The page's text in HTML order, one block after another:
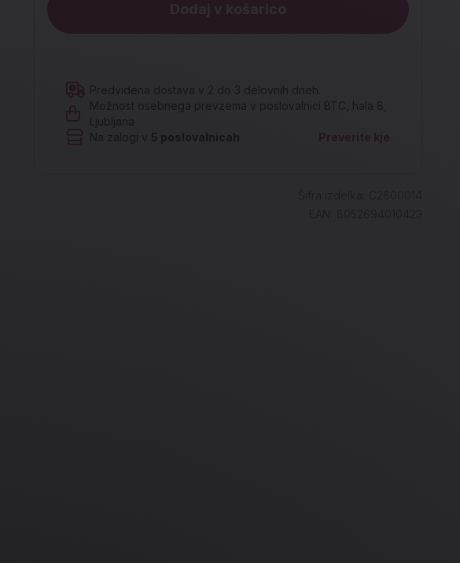
Dodaj v košarico
Predvidena dostava v 2 do 3 delovnih dneh.
Možnost osebnega prevzema v poslovalnici BTC, hala 8,
Ljubljana
Na zalogi v
5 poslovalnicah Preverite kje